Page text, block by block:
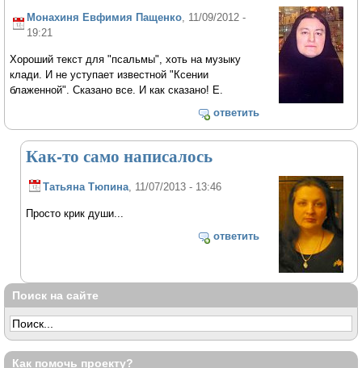
Монахиня Евфимия Пащенко , 11/09/2012 -
19:21
Хороший текст для "псальмы", хоть на музыку
клади. И не уступает известной "Ксении
блаженной". Сказано все. И как сказано! Е.
ответить
Как-то само написалось
Татьяна Тюпина , 11/07/2013 - 13:46
Просто крик души...
ответить
Поиск на сайте
Как помочь проекту?